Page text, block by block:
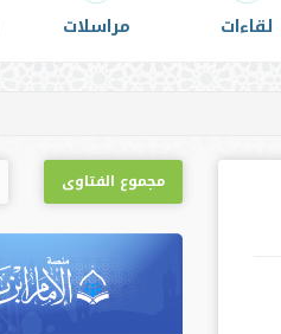
لقاءات مراسلات
مجموع الفتاوى